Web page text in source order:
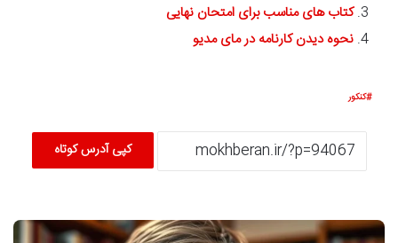
کتاب های مناسب برای امتحان نهایی
نحوه دیدن کارنامه در مای مدیو
کنکور
کپی آدرس کوتاه